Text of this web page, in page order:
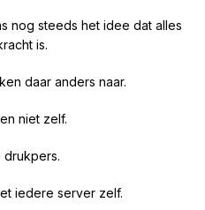
nog steeds het idee dat alles
is.
daar anders naar.
niet zelf.
drukpers.
iedere server zelf.